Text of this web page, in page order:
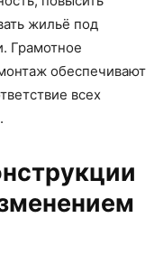
жильё под
Грамотное
обеспечивают
всех